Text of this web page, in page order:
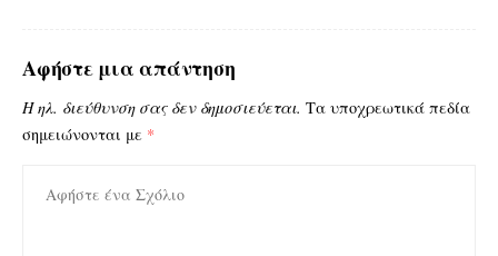
Αφήστε μια απάντηση
Η ηλ. διεύθυνση σας δεν δημοσιεύεται. Τα υποχρεωτικά πεδία
σημειώνονται με *